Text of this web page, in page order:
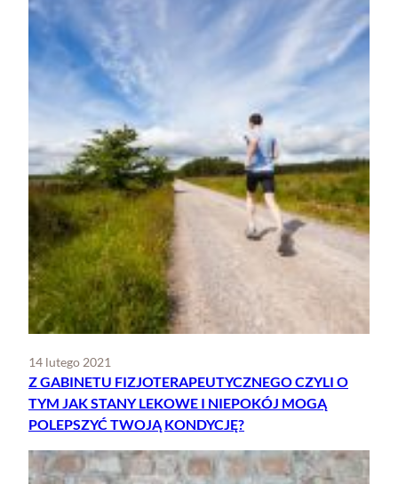
14 lutego 2021
Z GABINETU FIZJOTERAPEUTYCZNEGO CZYLI O
TYM JAK STANY LEKOWE I NIEPOKÓJ MOGĄ
POLEPSZYĆ TWOJĄ KONDYCJĘ?